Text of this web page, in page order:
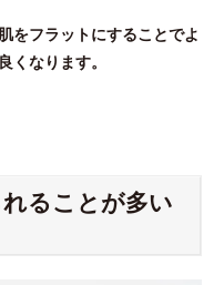
をフラットにすることでよ
くなります。
ることが多い